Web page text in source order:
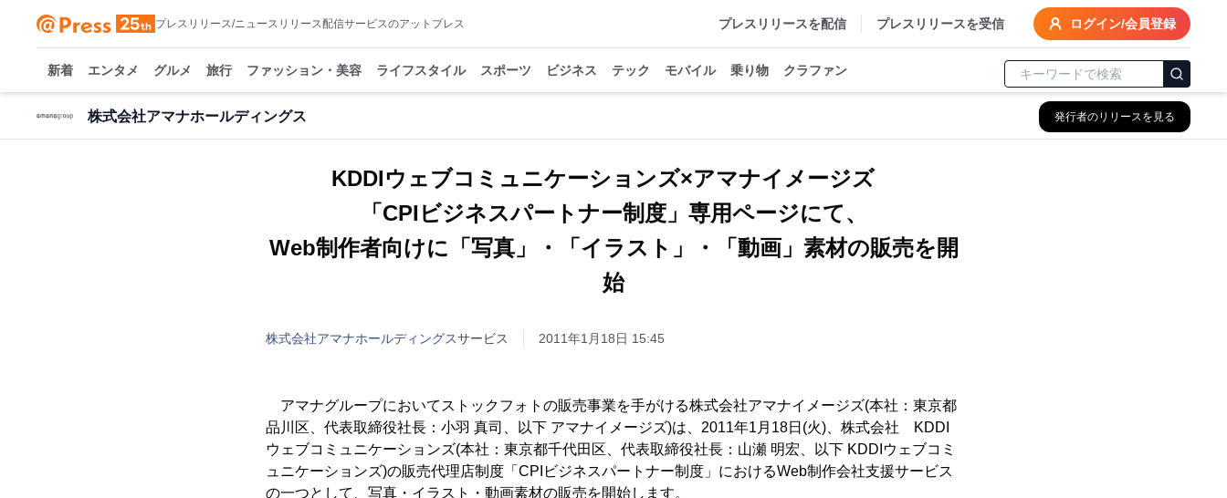
プレスリリース/ニュースリリース配信サービスのアットプレス プレスリリースを配信 プレスリリースを受信 ログイン/会員登録
新着 エンタメ グルメ 旅行 ファッション・美容 ライフスタイル スポーツ ビジネス テック モバイル 乗り物 クラファン
株式会社アマナホールディングス 発行者のリリースを見る
KDDIウェブコミュニケーションズ×アマナイメージズ
「CPIビジネスパートナー制度」専用ページにて、
Web制作者向けに「写真」・「イラスト」・「動画」素材の販売を開
始
株式会社アマナホールディングスサービス 2011年1月18日 15:45
アマナグループにおいてストックフォトの販売事業を手がける株式会社アマナイメージズ(本社：東京都
品川区、代表取締役社長：小羽 真司、以下 アマナイメージズ)は、2011年1月18日(火)、株式会社 KDDI
ウェブコミュニケーションズ(本社：東京都千代田区、代表取締役社長：山瀬 明宏、以下 KDDIウェブコミ
ュニケーションズ)の販売代理店制度「CPIビジネスパートナー制度」におけるWeb制作会社支援サービス
の一つとして、写真・イラスト・動画素材の販売を開始します。